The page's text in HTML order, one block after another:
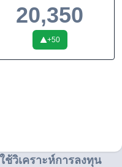
20,350
+50
ช้วิเคราะห์การลงทุน